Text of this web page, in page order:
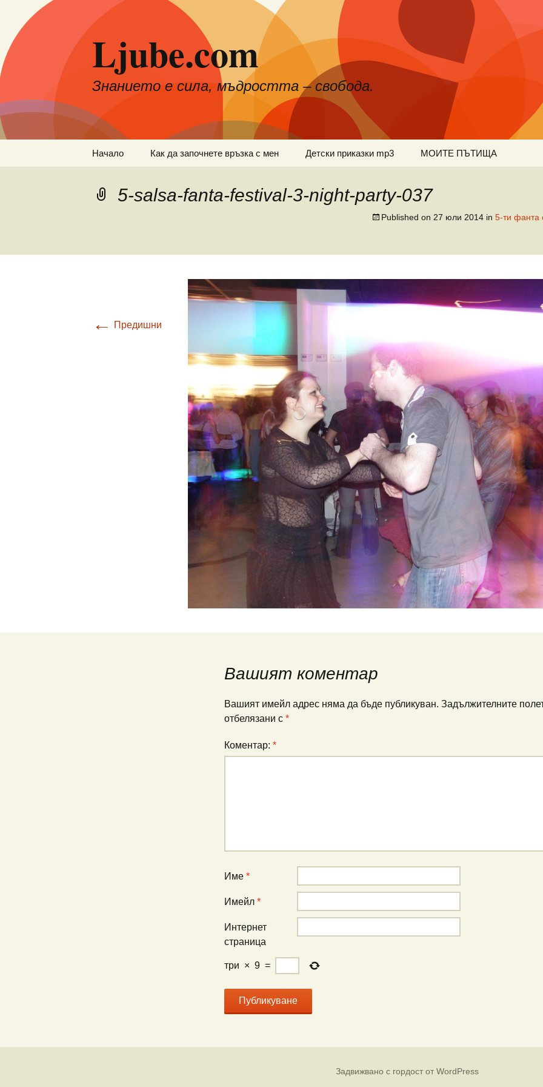
съдържанието
Ljube.com
Знанието е сила, мъдростта – свобода.
Начало Как да започнете връзка с мен Детски приказки mp3 МОИТЕ ПЪТИЩА
5-salsa-fanta-festival-3-night-party-037
Published on 27 юли 2014 in 5-ти фанта
← Предишни
Вашият коментар
Вашият имейл адрес няма да бъде публикуван. Задължителните
отбелязани с *
Коментар: *
Име *
Имейл *
Интернет
страница
три × 9 =
Задвижвано с гордост от WordPress